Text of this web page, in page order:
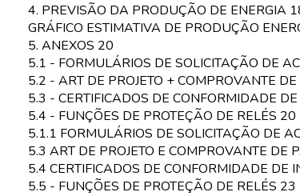
4. PREVISÃO DA PRODUÇÃO DE ENERGIA
GRÁFICO ESTIMATIVA DE PRODUÇÃO
5. ANEXOS 20
5.1 - FORMULÁRIOS DE SOLICITAÇÃO DE
5.2 - ART DE PROJETO + COMPROVANTE
5.3 - CERTIFICADOS DE CONFORMIDADE
5.4 - FUNÇÕES DE PROTEÇÃO DE RELÉS 20
5.1.1 FORMULÁRIOS DE SOLICITAÇÃO DE
5.3 ART DE PROJETO E COMPROVANTE DE
5.4 CERTIFICADOS DE CONFORMIDADE DE
5.5 - FUNÇÕES DE PROTEÇÃO DE RELÉS 23